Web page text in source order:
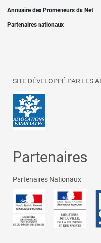
Annuaire des Promeneurs du Net
Partenaires nationaux
SITE DÉVELOPPÉ PAR LES
Partenaires
Partenaires Nationaux